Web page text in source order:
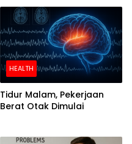
HEALTH
Tidur Malam, Pekerjaan
Berat Otak Dimulai